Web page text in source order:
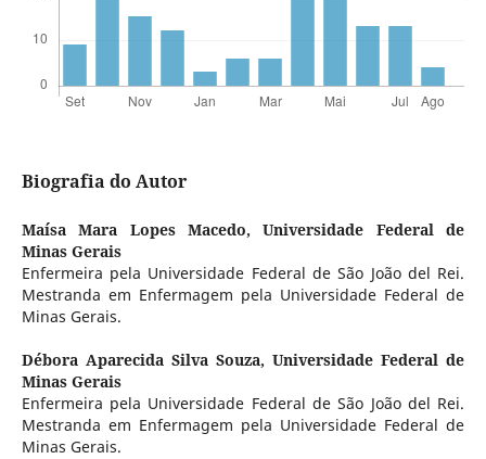
Biografia do Autor
Maísa Mara Lopes Macedo,Universidade Federal de
Minas Gerais
Enfermeira pela Universidade Federal de São João del Rei.
Mestranda em Enfermagem pela Universidade Federal de
Minas Gerais.
Débora Aparecida Silva Souza,Universidade Federal de
Minas Gerais
Enfermeira pela Universidade Federal de São João del Rei.
Mestranda em Enfermagem pela Universidade Federal de
Minas Gerais.